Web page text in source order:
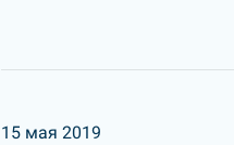
15 мая 2019